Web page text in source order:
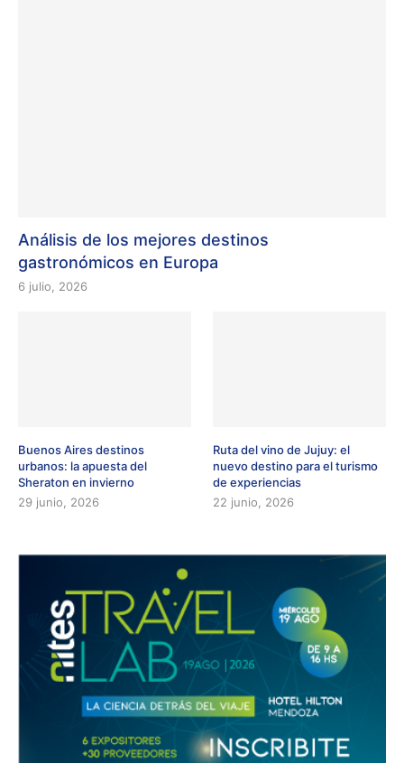
Análisis de los mejores destinos
gastronómicos en Europa
6 julio, 2026
Buenos Aires destinos
urbanos: la apuesta del
Sheraton en invierno
29 junio, 2026
Ruta del vino de Jujuy: el
nuevo destino para el turismo
de experiencias
22 junio, 2026